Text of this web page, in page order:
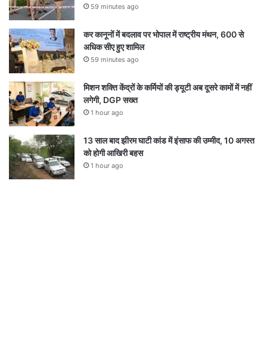
59 minutes ago
कर कानूनों में बदलाव पर भोपाल में राष्ट्रीय मंथन, 600 से
अधिक सीए हुए शामिल
59 minutes ago
मिशन शक्ति केंद्रों के कर्मियों की ड्यूटी अब दूसरे कामों में नहीं
लगेगी, DGP सख्त
1 hour ago
13 साल बाद झीरम घाटी कांड में इंसाफ की उम्मीद, 10 अगस्त
को होगी आखिरी बहस
1 hour ago